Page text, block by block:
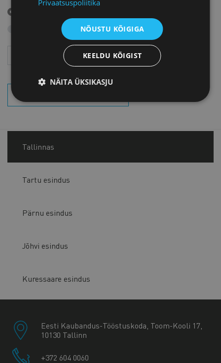
Otsi arhiivist
Kuu
Tallinnas
Tartu esindus
Pärnu esindus
Jõhvi esindus
Kuressaare esindus
Eesti Kaubandus-Tööstuskoda, Toom-Kooli 17,
10130 Tallinn
+372 604 0060
Privaatsuspoliitika
NÕUSTU KÕIGIGA
KEELDU KÕIGIST
NÄITA ÜKSIKASJU